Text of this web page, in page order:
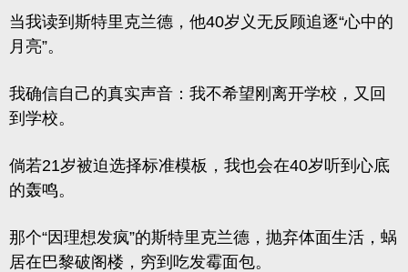
当我读到斯特里克兰德，他40岁义无反顾追逐“心中的
月亮”。
我确信自己的真实声音：我不希望刚离开学校，又回
到学校。
倘若21岁被迫选择标准模板，我也会在40岁听到心底
的轰鸣。
那个“因理想发疯”的斯特里克兰德，抛弃体面生活，蜗
居在巴黎破阁楼，穷到吃发霉面包。